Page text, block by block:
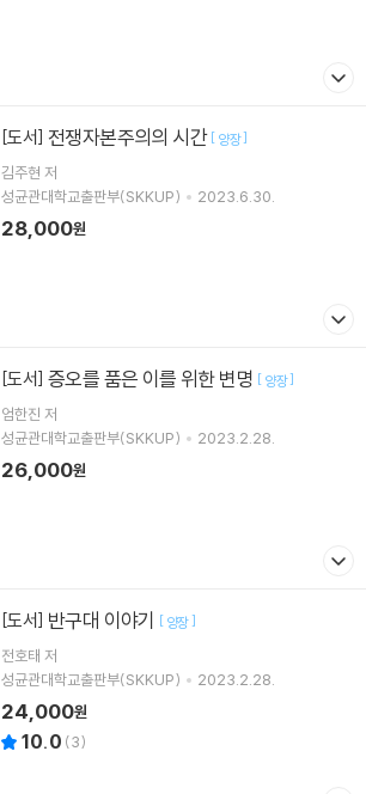
[도서] 전쟁자본주의의 시간 [ 양장]
김주현 저
성균관대학교출판부(SKKUP)
2023.6.30.
28,000원
[도서] 증오를 품은 이를 위한 변명 [ 양장]
엄한진 저
성균관대학교출판부(SKKUP)
2023.2.28.
26,000원
[도서] 반구대 이야기 [ 양장]
전호태 저
성균관대학교출판부(SKKUP)
2023.2.28.
24,000원
10.0 (3)